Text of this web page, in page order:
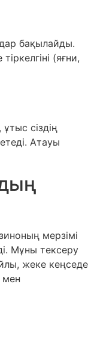
бақылайды.
(яғни,
сіздің
Атауы
мерзімі
Мұны тексеру
жеке кеңседе
мен